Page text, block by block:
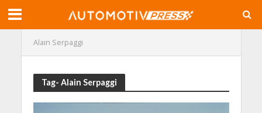
Alain Serpaggi
Tag- Alain Serpaggi